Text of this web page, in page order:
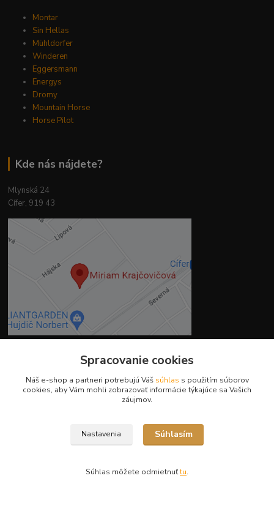
Montar
Sin Hellas
Mühldorfer
Winderen
Eggersmann
Energys
Dromy
Mountain Horse
Horse Pilot
Kde nás nájdete?
Mlynská 24
Cífer, 919 43
+421 944 394 715
(Po-Pia, 8-17 hod.)
info@krmivamirima.sk
Spracovanie cookies
Náš e-shop a partneri potrebujú Váš súhlas s použitím súborov
cookies, aby Vám mohli zobrazovať informácie týkajúce sa Vašich
záujmov.
Nastavenia Súhlasím
Súhlas môžete odmietnuťtu.